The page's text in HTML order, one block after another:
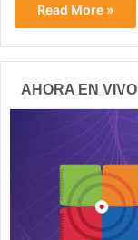
Read More »
AHORA EN VIVO